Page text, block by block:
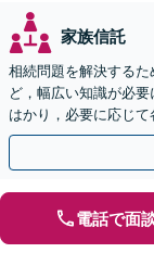
家族信託
相続問題を解決する
ど，幅広い知識が必
はかり，必要に応じて
電話で面